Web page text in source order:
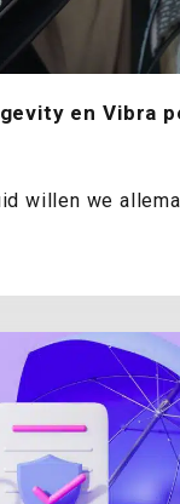
en Vibra
willen we